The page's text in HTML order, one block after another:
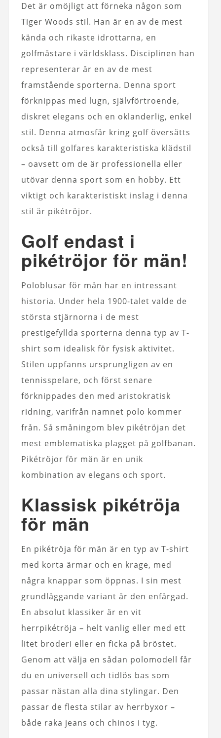
Det är omöjligt att förneka någon som
Tiger Woods stil. Han är en av de mest
kända och rikaste idrottarna, en
golfmästare i världsklass. Disciplinen han
representerar är en av de mest
framstående sporterna. Denna sport
förknippas med lugn, självförtroende,
diskret elegans och en oklanderlig, enkel
stil. Denna atmosfär kring golf översätts
också till golfares karakteristiska klädstil
– oavsett om de är professionella eller
utövar denna sport som en hobby. Ett
viktigt och karakteristiskt inslag i denna
stil är pikétröjor.
Golf endast i
pikétröjor för män!
Poloblusar för män har en intressant
historia. Under hela 1900-talet valde de
största stjärnorna i de mest
prestigefyllda sporterna denna typ av T-
shirt som idealisk för fysisk aktivitet.
Stilen uppfanns ursprungligen av en
tennisspelare, och först senare
förknippades den med aristokratisk
ridning, varifrån namnet polo kommer
från. Så småningom blev pikétröjan det
mest emblematiska plagget på golfbanan.
Pikétröjor för män är en unik
kombination av elegans och sport.
Klassisk pikétröja
för män
En pikétröja för män är en typ av T-shirt
med korta ärmar och en krage, med
några knappar som öppnas. I sin mest
grundläggande variant är den enfärgad.
En absolut klassiker är en vit
herrpikétröja – helt vanlig eller med ett
litet broderi eller en ficka på bröstet.
Genom att välja en sådan polomodell får
du en universell och tidlös bas som
passar nästan alla dina stylingar. Den
passar de flesta stilar av herrbyxor –
både raka jeans och chinos i tyg.